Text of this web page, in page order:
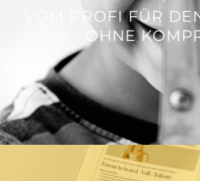
VOM PROFI FÜR
OHNE